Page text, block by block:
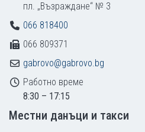
пл. „Възраждане“ № 3
066 818400
066 809371
gabrovo@gabrovo.bg
Работно време
8:30 – 17:15
Местни данъци и такси